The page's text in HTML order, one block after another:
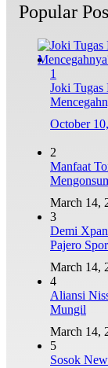
Popular
1
Joki
October
2
Manfaat
March 14,
3
Demi
Pajero
March 14,
4
Aliansi
Mungil
March 14,
5
Sosok